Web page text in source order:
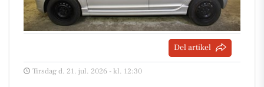
Del artikel
Tirsdag d. 21. jul. 2026 - kl. 12:30